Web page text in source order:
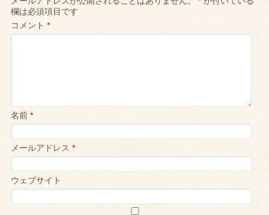
欄は必須項目です
コメント*
名前*
メールアドレス*
ウェブサイト